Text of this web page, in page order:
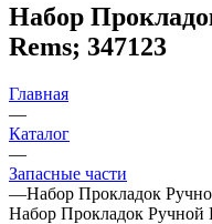
Набор
Rems; 347123
Главная
—
Каталог
—
Запасные части
—Набор Прокладок
Набор Прокладок Ручной